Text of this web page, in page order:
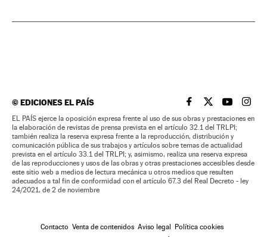
©EDICIONES EL PAÍS EL PAÍS BRASIL EN
EL PAÍSEL PAÍS
EL
EL PAÍS ejerce la oposición expresa frente al uso de sus obras y prestaciones en
la elaboración de revistas de prensa prevista en el artículo 32.1 del TRLPI;
también realiza la reserva expresa frente a la reproducción, distribución y
comunicación pública de sus trabajos y artículos sobre temas de actualidad
prevista en el artículo 33.1 del TRLPI; y, asimismo, realiza una reserva expresa
de las reproducciones y usos de las obras y otras prestaciones accesibles desde
este sitio web a medios de lectura mecánica u otros medios que resulten
adecuados a tal fin de conformidad con el artículo 67.3 del Real Decreto - ley
24/2021, de 2 de noviembre
Contacto Venta de contenidos Aviso legal Política cookies